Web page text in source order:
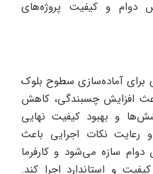
و کیفیت پروژه‌های
آماده‌سازی سطوح بلوک
افزایش چسبندگی، کاهش
و بهبود کیفیت نهایی
رعایت نکات اجرایی باعث
سازه می‌شود و کارفرما
و استاندارد اجرا کند.